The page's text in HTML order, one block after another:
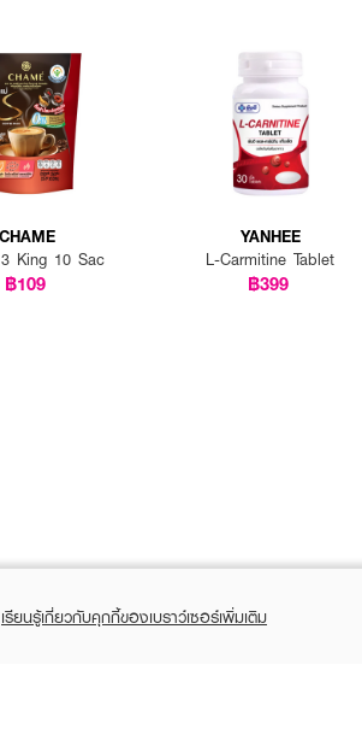
CHAME
King 10 Sac
฿109
YANHEE
L-Carmitine Tablet
฿399
เรียนรู้เกี่ยวกับคุกกี้ของเบราว์เซอร์เพิ่มเติม